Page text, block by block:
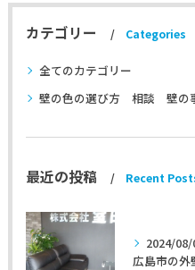
カテゴリー Categories
全てのカテゴリー
壁の色の選び方 相談 壁の
最近の投稿 Recent
2024/08/